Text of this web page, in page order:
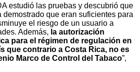
estudió las pruebas y descubrió que
demostrado que eran suficientes para
el riesgo de un usuario a
Además, la autorización
para el régimen de regulación en
que contrario a Costa Rica, no es
Marco de Control del Tabaco”,